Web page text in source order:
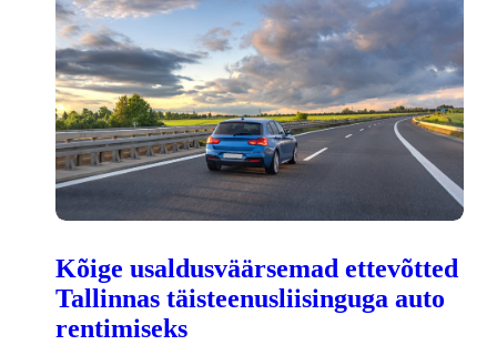
Kõige usaldusväärsemad ettevõtted
Tallinnas täisteenusliisinguga auto
rentimiseks